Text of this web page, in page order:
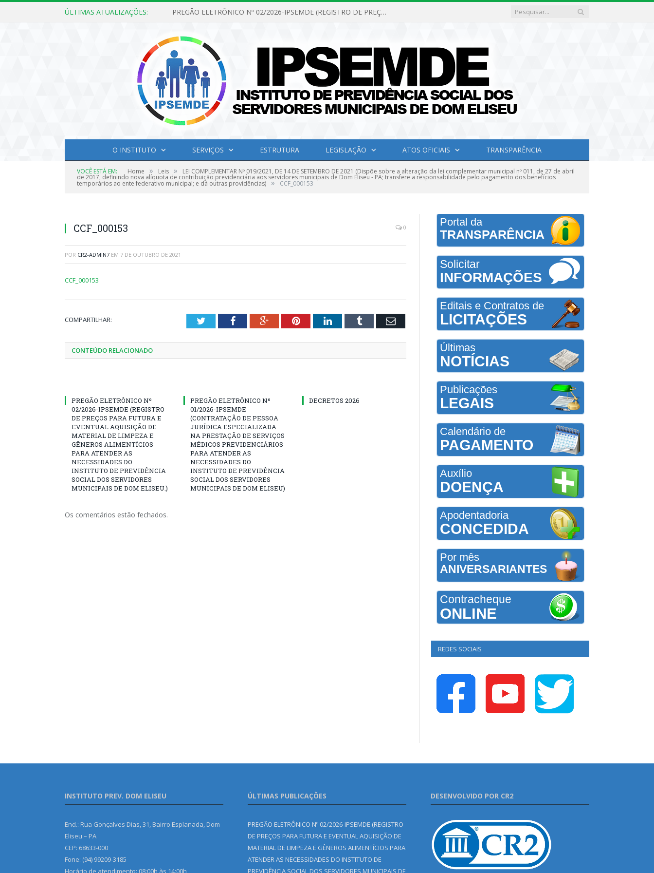
ÚLTIMAS ATUALIZAÇÕES: PREGÃO ELETRÔNICO Nº 02/2026-IPSEMDE (REGISTRO DE PREÇOS PARA FUTURA E EVENTUAL AQUISIÇÃO DE MATERIAL DE LIMPEZA E GÊNEROS ALIMENTÍCIOS PARA ATENDER AS NECESSIDADES DO INSTITUTO DE PREVIDÊNCIA SOCIAL DOS SERVIDORES MUNICIPAIS DE DOM ELISEU.)
O INSTITUTO SERVIÇOS ESTRUTURA LEGISLAÇÃO ATOS OFICIAIS TRANSPARÊNCIA
VOCÊ ESTÁ EM: Home » Leis » LEI COMPLEMENTAR Nº 019/2021, DE 14 DE SETEMBRO DE 2021 (Dispõe sobre a alteração da lei complementar municipal nº 011, de 27 de abril
de 2017, definindo nova alíquota de contribuição previdenciária aos servidores municipais de Dom Eliseu - PA; transfere a responsabilidade pelo pagamento dos benefícios
temporários ao ente federativo municipal; e dá outras providências) » CCF_000153
CCF_000153 0
POR CR2-ADMIN7 EM 7 DE OUTUBRO DE 2021
CCF_000153
COMPARTILHAR: TwitterFacebookGoogle+PinterestLinkedInTumblr Email
CONTEÚDO RELACIONADO
PREGÃO ELETRÔNICO Nº
02/2026-IPSEMDE (REGISTRO
DE PREÇOS PARA FUTURA E
EVENTUAL AQUISIÇÃO DE
MATERIAL DE LIMPEZA E
GÊNEROS ALIMENTÍCIOS
PARA ATENDER AS
NECESSIDADES DO
INSTITUTO DE PREVIDÊNCIA
SOCIAL DOS SERVIDORES
MUNICIPAIS DE DOM ELISEU.)
PREGÃO ELETRÔNICO Nº
01/2026-IPSEMDE
(CONTRATAÇÃO DE PESSOA
JURÍDICA ESPECIALIZADA
NA PRESTAÇÃO DE SERVIÇOS
MÉDICOS PREVIDENCIÁRIOS
PARA ATENDER AS
NECESSIDADES DO
INSTITUTO DE PREVIDÊNCIA
SOCIAL DOS SERVIDORES
MUNICIPAIS DE DOM ELISEU)
DECRETOS 2026
Os comentários estão fechados.
Portal da
TRANSPARÊNCIA
Solicitar
INFORMAÇÕES
Editais e Contratos de
LICITAÇÕES
Últimas
NOTÍCIAS
Publicações
LEGAIS
Calendário de
PAGAMENTO
Auxílio
DOENÇA
Apodentadoria
CONCEDIDA
Por mês
ANIVERSARIANTES
Contracheque
ONLINE
REDES SOCIAIS
INSTITUTO PREV. DOM ELISEU
End.: Rua Gonçalves Dias, 31, Bairro Esplanada, Dom
Eliseu – PA
CEP: 68633-000
Fone: (94) 99209-3185
Horário de atendimento: 08:00h às 14:00h
ÚLTIMAS PUBLICAÇÕES
PREGÃO ELETRÔNICO Nº 02/2026-IPSEMDE (REGISTRO
DE PREÇOS PARA FUTURA E EVENTUAL AQUISIÇÃO DE
MATERIAL DE LIMPEZA E GÊNEROS ALIMENTÍCIOS PARA
ATENDER AS NECESSIDADES DO INSTITUTO DE
PREVIDÊNCIA SOCIAL DOS SERVIDORES MUNICIPAIS DE
DESENVOLVIDO POR CR2